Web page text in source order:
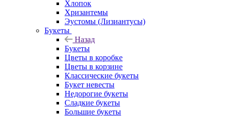
Хлопок
Хризантемы
Эустомы (Лизиантусы)
Букеты
Назад
Букеты
Цветы в коробке
Цветы в корзине
Классические букеты
Букет невесты
Недорогие букеты
Сладкие букеты
Большие букеты